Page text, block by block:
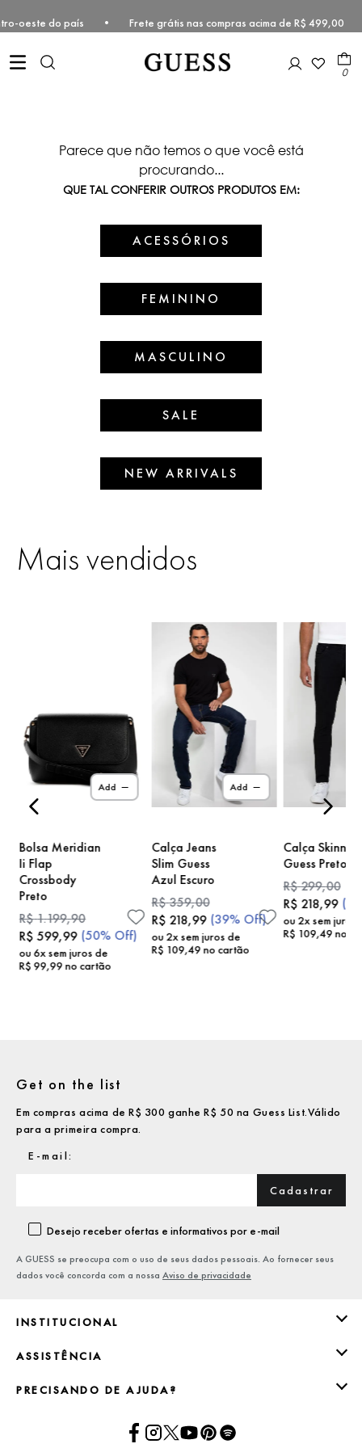
oeste do país • Frete grátis nas compras acima de R$
0
Parece que não temos o que você está
procurando...
QUE TAL CONFERIR OUTROS PRODUTOS EM:
ACESSÓRIOS
FEMININO
MASCULINO
SALE
NEW ARRIVALS
Mais vendidos
Add
Bolsa Meridian
Ii Flap
Crossbody
Preto
R$1.199,90
R$ 599,99 (50% Off)
ou 6x sem juros de
R$ 99,99no cartão
Add
Calça Jeans
Slim Guess
Azul Escuro
R$359,00
R$ 218,99 (39% Off)
ou2x sem juros de
R$ 109,49no cartão
Calça Skinny
Guess Preto
R$299,00
R$ 218,99 (
ou 2x sem juros
R$ 109,49no
INSTITUCIONAL
ASSISTÊNCIA
PRECISANDO DE AJUDA?
Get on the list
Em compras acima de R$ 300 ganhe R$ 50 na Guess List.Válido
para a primeira compra.
Cadastrar
Desejo receber ofertas e informativos por e-mail
A GUESS se preocupa com o uso de seus dados pessoais. Ao fornecer seus
dados você concorda com a nossa Aviso de privacidade